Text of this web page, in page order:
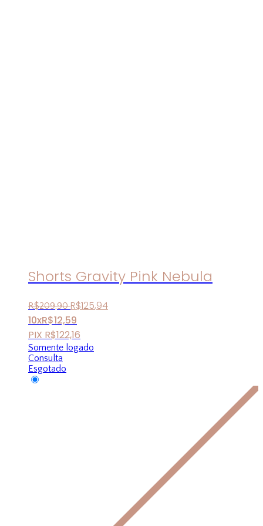
Shorts Gravity Pink Nebula
R$209,90 R$125,94
10xR$12,59
PIX R$122,16
Somente logado
Consulta
Esgotado